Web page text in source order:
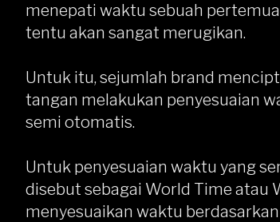
menepati waktu sebuah
tentu akan sangat merugikan.
Untuk itu, sejumlah brand
tangan melakukan penyesuaian
semi otomatis.
Untuk penyesuaian waktu yang
disebut sebagai World Time atau
menyesuaikan waktu